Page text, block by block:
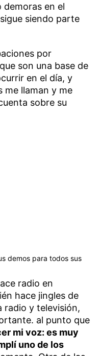
en el
siendo parte
por
que son una base de
en el día, y
me llaman y me
sobre su
demos para todos sus
radio en
hace jingles de
radio y televisión,
al punto que
mi voz: es muy
uno de los